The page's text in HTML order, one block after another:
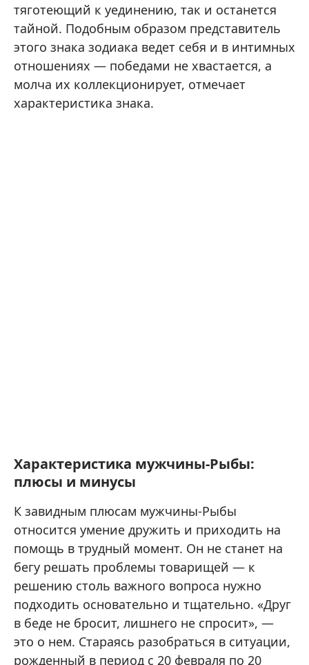
тяготеющий к уединению, так и останется
тайной. Подобным образом представитель
этого знака зодиака ведет себя и в интимных
отношениях — победами не хвастается, а
молча их коллекционирует, отмечает
характеристика знака.
Характеристика мужчины-Рыбы:
плюсы и минусы
К завидным плюсам мужчины-Рыбы
относится умение дружить и приходить на
помощь в трудный момент. Он не станет на
бегу решать проблемы товарищей — к
решению столь важного вопроса нужно
подходить основательно и тщательно. «Друг
в беде не бросит, лишнего не спросит», —
это о нем. Стараясь разобраться в ситуации,
рожденный в период с 20 февраля по 20